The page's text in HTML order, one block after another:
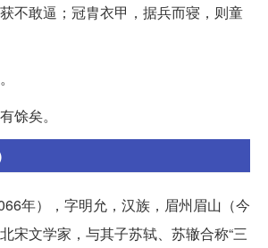
不敢逼；冠胄衣甲，据兵而寝，则童
馀矣。
年），字明允，汉族，眉州眉山（今
宋文学家，与其子苏轼、苏辙合称“三